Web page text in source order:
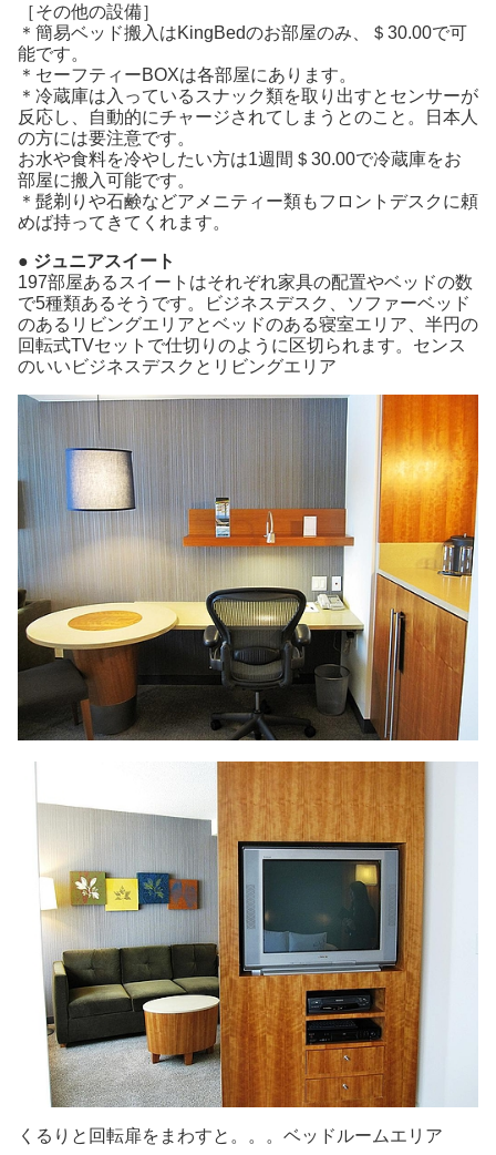
［その他の設備］
＊簡易ベッド搬入はKingBedのお部屋のみ、＄30.00で可
能です。
＊セーフティーBOXは各部屋にあります。
＊冷蔵庫は入っているスナック類を取り出すとセンサーが
反応し、自動的にチャージされてしまうとのこと。日本人
の方には要注意です。
お水や食料を冷やしたい方は1週間＄30.00で冷蔵庫をお
部屋に搬入可能です。
＊髭剃りや石鹸などアメニティー類もフロントデスクに頼
めば持ってきてくれます。
● ジュニアスイート
197部屋あるスイートはそれぞれ家具の配置やベッドの数
で5種類あるそうです。ビジネスデスク、ソファーベッド
のあるリビングエリアとベッドのある寝室エリア、半円の
回転式TVセットで仕切りのように区切られます。センス
のいいビジネスデスクとリビングエリア
くるりと回転扉をまわすと。。。ベッドルームエリア